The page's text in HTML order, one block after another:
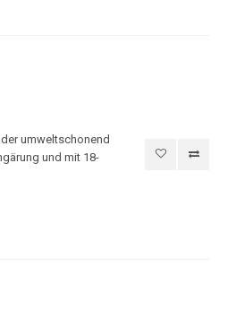
umweltschonend
und mit 18-